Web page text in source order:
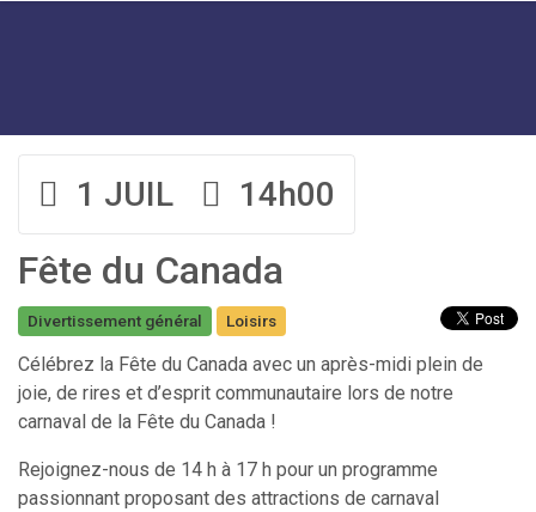
1 JUIL 14h00
Fête du Canada
Divertissement général Loisirs
Célébrez la Fête du Canada avec un après-midi plein de
joie, de rires et d’esprit communautaire lors de notre
carnaval de la Fête du Canada !
Rejoignez-nous de 14 h à 17 h pour un programme
passionnant proposant des attractions de carnaval